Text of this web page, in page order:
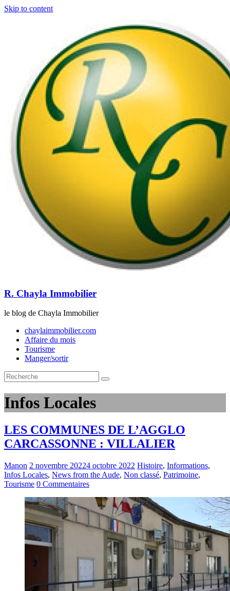
Skip to content
R. Chayla Immobilier
le blog de Chayla Immobilier
chaylaimmobilier.com
Affaire du mois
Tourisme
Manger/sortir
Infos Locales
LES COMMUNES DE L’AGGLO
CARCASSONNE : VILLALIER
Manon 2 novembre 20224 octobre 2022 Histoire, Informations,
Infos Locales, News from the Aude, Non classé, Patrimoine,
Tourisme 0 Commentaires